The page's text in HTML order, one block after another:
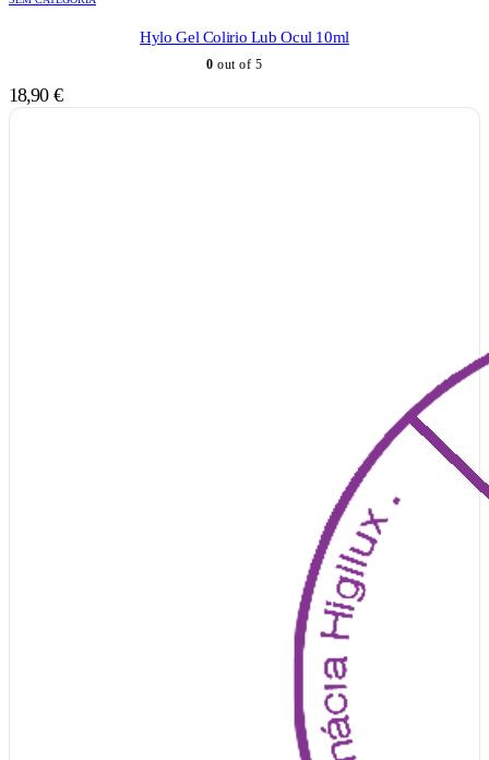
Hylo Gel Colirio Lub Ocul 10ml
0 out of 5
18,90 €